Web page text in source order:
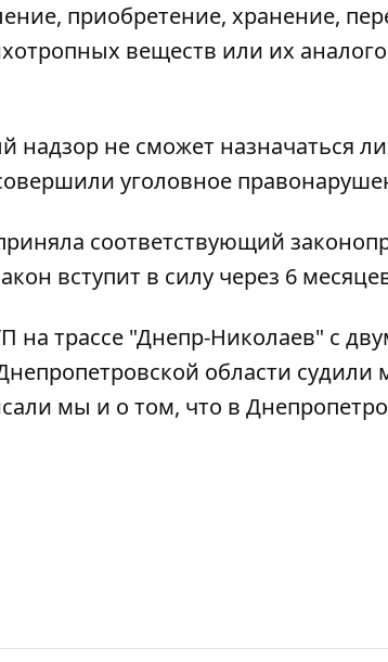
приобретение, хранение,
веществ или их
не сможет назначаться
уголовное
соответствующий
вступит в силу через 6
на трассе "Днепр-Николаев" с
области судили
мы и о том, что в